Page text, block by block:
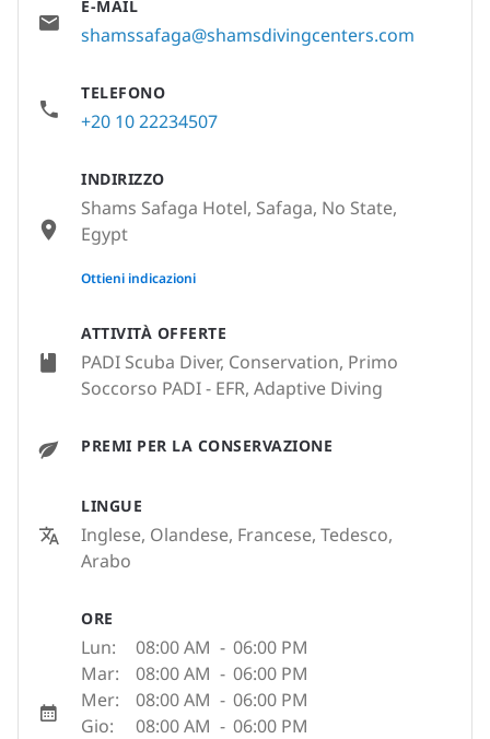
ATTIVITÀ OFFERTE
PADI Scuba Diver, Conservation, Primo
Soccorso PADI - EFR, Adaptive Diving
PREMI PER LA CONSERVAZIONE
LINGUE
Inglese, Olandese, Francese, Tedesco,
Arabo
ORE
Lun: 08:00 AM - 06:00 PM
Mar:
08:00 AM - 06:00 PM
Mer:
08:00 AM - 06:00 PM
Gio:
08:00 AM - 06:00 PM
E-MAIL
shamssafaga@shamsdivingcenters.com
TELEFONO
+20 10 22234507
INDIRIZZO
Shams Safaga Hotel, Safaga, No State,
Egypt
None
Ottieni indicazioni